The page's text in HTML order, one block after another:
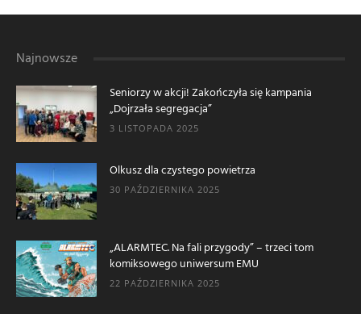
Najnowsze
Seniorzy w akcji! Zakończyła się kampania
„Dojrzała segregacja”
3 LISTOPADA 2025
Olkusz dla czystego powietrza
30 PAŹDZIERNIKA 2025
„ALARMTEC. Na fali przygody” – trzeci tom
komiksowego uniwersum EMU
22 PAŹDZIERNIKA 2025